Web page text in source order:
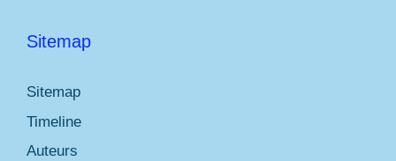
Sitemap
Sitemap
Timeline
Auteurs